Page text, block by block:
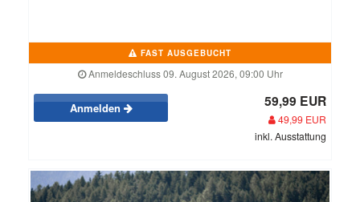
FAST AUSGEBUCHT
Anmeldeschluss 09. August 2026, 09:00 Uhr
Anmelden 59,99 EUR
49,99 EUR
inkl. Ausstattung